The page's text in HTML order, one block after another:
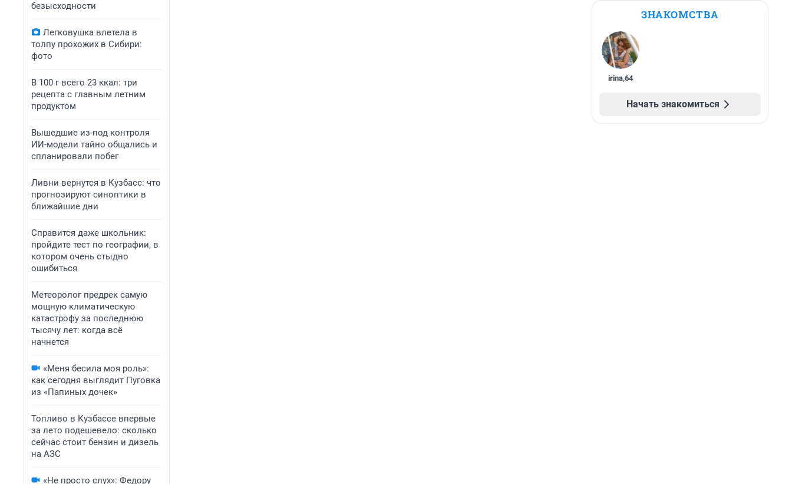
безысходности
Легковушка влетела в
толпу прохожих в Сибири:
фото
В 100 г всего 23 ккал: три
рецепта с главным летним
продуктом
Вышедшие из-под контроля
ИИ-модели тайно общались и
спланировали побег
Ливни вернутся в Кузбасс: что
прогнозируют синоптики в
ближайшие дни
Справится даже школьник:
пройдите тест по географии, в
котором очень стыдно
ошибиться
Метеоролог предрек самую
мощную климатическую
катастрофу за последнюю
тысячу лет: когда всё
начнется
«Меня бесила моя роль»:
как сегодня выглядит Пуговка
из «Папиных дочек»
Топливо в Кузбассе впервые
за лето подешевело: сколько
сейчас стоит бензин и дизель
на АЗС
«Не просто слух»: Федору
ЗНАКОМСТВА
irina,64
Начать знакомиться